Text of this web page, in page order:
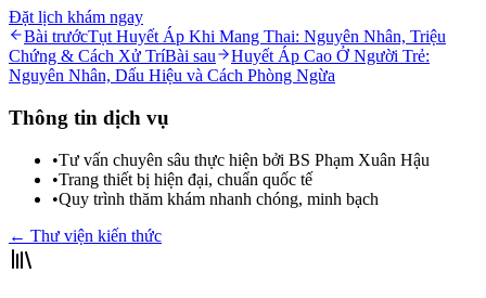
Đặt lịch khám ngay
Bài trướcTụt Huyết Áp Khi Mang Thai: Nguyên Nhân, Triệu
Chứng & Cách Xử TríBài sau
Huyết Áp Cao Ở Người Trẻ:
Nguyên Nhân, Dấu Hiệu và Cách Phòng Ngừa
Thông tin dịch vụ
•Tư vấn chuyên sâu thực hiện bởi BS Phạm Xuân Hậu
•Trang thiết bị hiện đại, chuẩn quốc tế
•Quy trình thăm khám nhanh chóng, minh bạch
← Thư viện kiến thức